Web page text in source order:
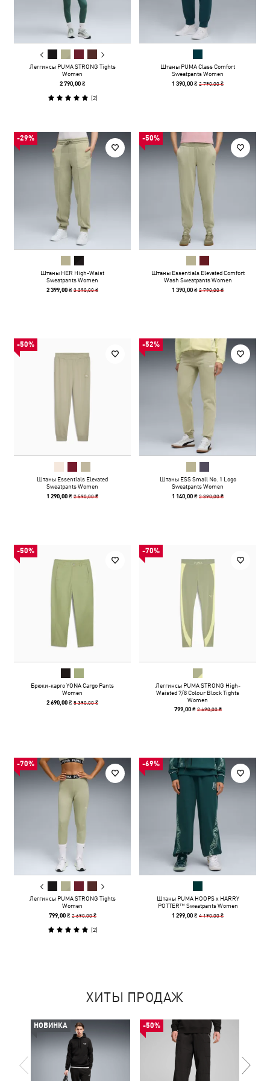
Леггинсы PUMA STRONG Tights
Women
2 790,00 ₴
(2)
Штаны PUMA Class Comfort
Sweatpants Women
1 390,00 ₴2 790,00 ₴
-29%
Штаны HER High-Waist
Sweatpants Women
2 399,00 ₴3 390,00 ₴
-50%
Штаны Essentials Elevated Comfort
Wash Sweatpants Women
1 390,00 ₴2 790,00 ₴
-50%
Штаны Essentials Elevated
Sweatpants Women
1 290,00 ₴2 590,00 ₴
-52%
Штаны ESS Small No. 1 Logo
Sweatpants Women
1 140,00 ₴2 390,00 ₴
-50%
Брюки-карго YONA Cargo Pants
Women
2 690,00 ₴5 390,00 ₴
-70%
Леггинсы PUMA STRONG High-
Waisted 7/8 Colour Block Tights
Women
799,00 ₴ 2 690,00 ₴
-70%
Леггинсы PUMA STRONG Tights
Women
799,00 ₴ 2 690,00 ₴
(2)
-69%
Штаны PUMA HOOPS x HARRY
POTTER™ Sweatpants Women
1 299,00 ₴4 190,00 ₴
ХИТЫ ПРОДАЖ
НОВИНКА -50%